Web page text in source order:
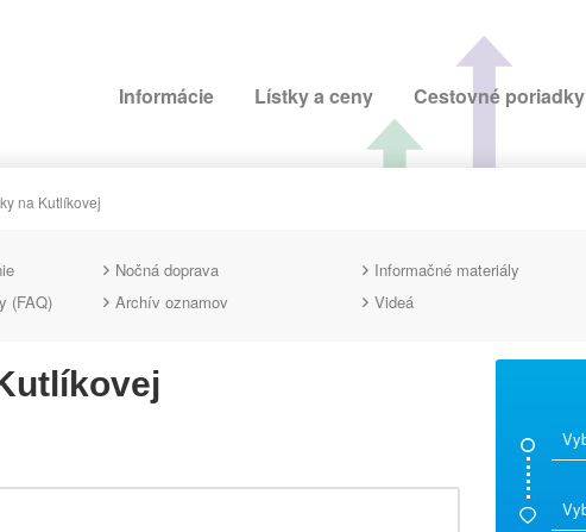
Informácie Lístky a ceny Cestovné poriadky
na Kutlíkovej
Nočná doprava Informačné materiály
(FAQ) Archív oznamov Videá